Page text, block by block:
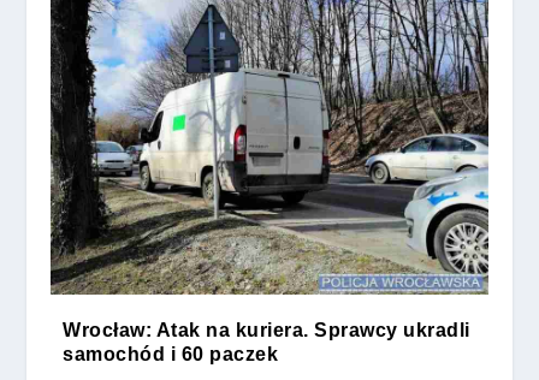
Wrocław: Atak na kuriera. Sprawcy ukradli
samochód i 60 paczek